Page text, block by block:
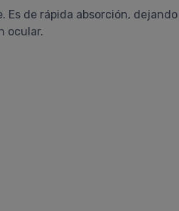
Es de rápida absorción, dejando
ocular.